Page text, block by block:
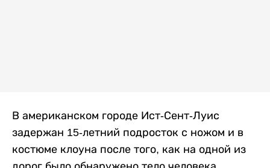
В американском городе Ист-Сент-Луис
задержан 15-летний подросток с ножом и в
костюме клоуна после того, как на одной из